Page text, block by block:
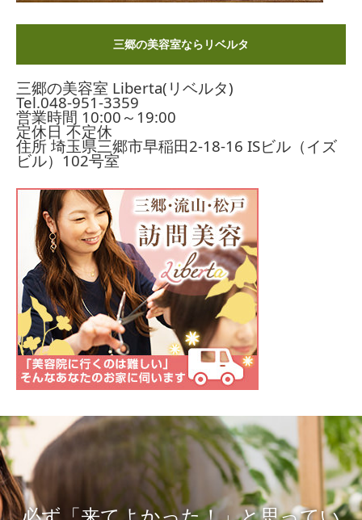
三郷の美容室ならリベルタ
三郷の美容室 Liberta(リベルタ)
Tel.048-951-3359
営業時間 10:00～19:00
定休日 不定休
住所 埼玉県三郷市早稲田2-18-16 ISビル（イズ
ビル）102号室